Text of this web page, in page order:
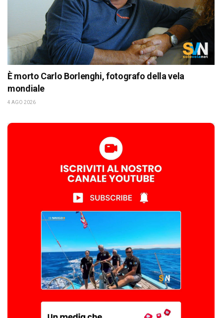
È morto Carlo Borlenghi, fotografo della vela
mondiale
4 AGO 2026